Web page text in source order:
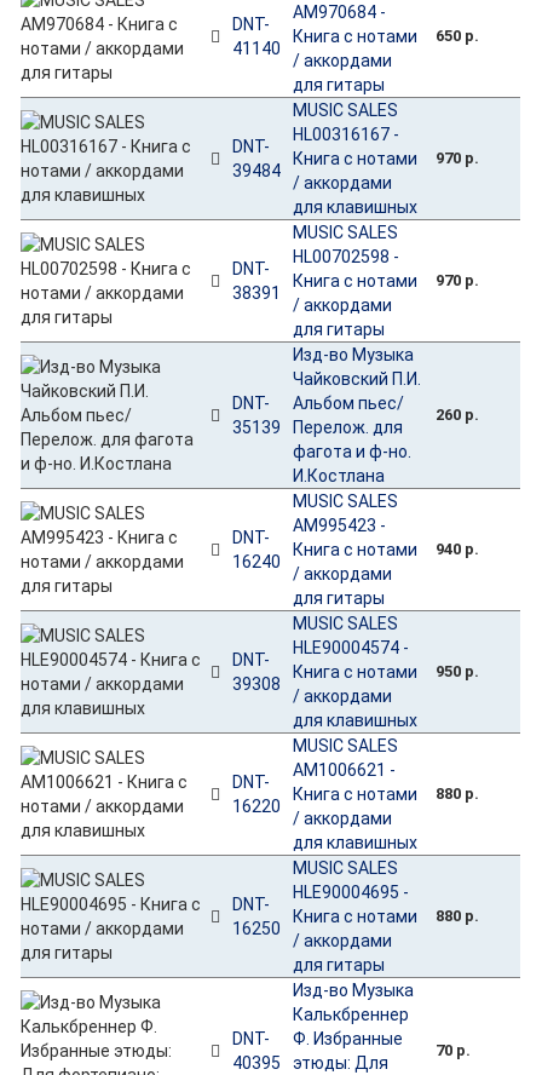
DNT-
41140
AM970684 -
Книга с нотами
/ аккордами
для гитары
650 р.
DNT-
39484
MUSIC SALES
HL00316167 -
Книга с нотами
/ аккордами
для клавишных
970 р.
DNT-
38391
MUSIC SALES
HL00702598 -
Книга с нотами
/ аккордами
для гитары
970 р.
DNT-
35139
Изд-во Музыка
Чайковский П.И.
Альбом пьес/
Перелож. для
фагота и ф-но.
И.Костлана
260 р.
DNT-
16240
MUSIC SALES
AM995423 -
Книга с нотами
/ аккордами
для гитары
940 р.
DNT-
39308
MUSIC SALES
HLE90004574 -
Книга с нотами
/ аккордами
для клавишных
950 р.
DNT-
16220
MUSIC SALES
AM1006621 -
Книга с нотами
/ аккордами
для клавишных
880 р.
DNT-
16250
MUSIC SALES
HLE90004695 -
Книга с нотами
/ аккордами
для гитары
880 р.
DNT-
40395
Изд-во Музыка
Калькбреннер
Ф. Избранные
этюды: Для
70 р.